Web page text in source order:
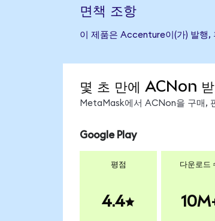
면책 조항
이 제품은 Accenture이(가) 발행,
몇 초 만에 ACNon
MetaMask에서 ACNon을 구매,
Google Play
평점
4.4
다운로드